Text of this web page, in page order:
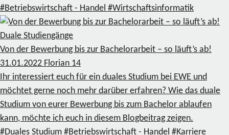
#Betriebswirtschaft - Handel #Wirtschaftsinformatik
Duale Studiengänge
Von der Bewerbung bis zur Bachelorarbeit – so läuft’s ab!
31.01.2022 Florian 14
Ihr interessiert euch für ein duales Studium bei EWE und
möchtet gerne noch mehr darüber erfahren? Wie das duale
Studium von eurer Bewerbung bis zum Bachelor ablaufen
kann, möchte ich euch in diesem Blogbeitrag zeigen.
#Duales Studium #Betriebswirtschaft - Handel #Karriere